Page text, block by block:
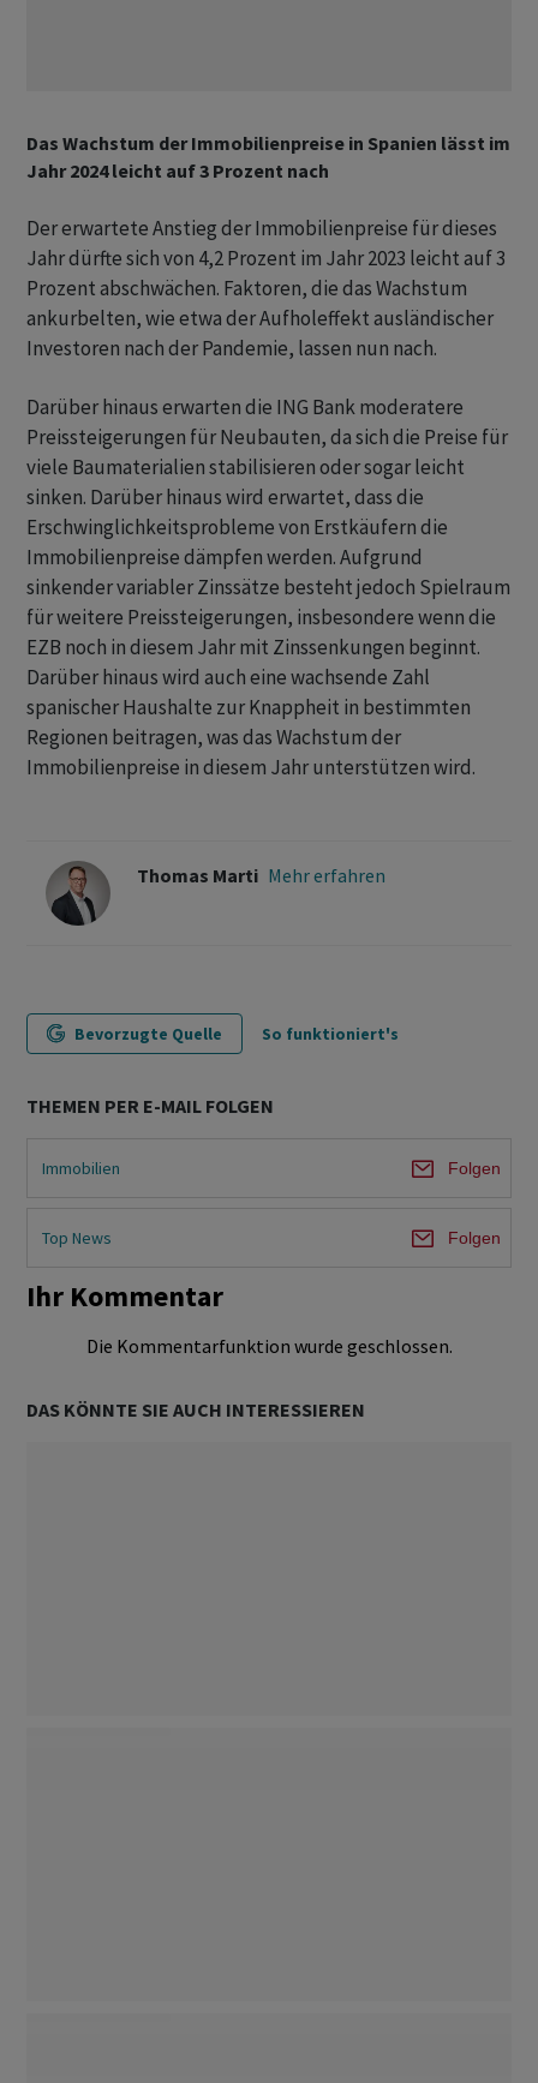
Das Wachstum der Immobilienpreise in Spanien lässt im
Jahr 2024 leicht auf 3 Prozent nach
Der erwartete Anstieg der Immobilienpreise für dieses
Jahr dürfte sich von 4,2 Prozent im Jahr 2023 leicht auf 3
Prozent abschwächen. Faktoren, die das Wachstum
ankurbelten, wie etwa der Aufholeffekt ausländischer
Investoren nach der Pandemie, lassen nun nach.
Darüber hinaus erwarten die ING Bank moderatere
Preissteigerungen für Neubauten, da sich die Preise für
viele Baumaterialien stabilisieren oder sogar leicht
sinken. Darüber hinaus wird erwartet, dass die
Erschwinglichkeitsprobleme von Erstkäufern die
Immobilienpreise dämpfen werden. Aufgrund
sinkender variabler Zinssätze besteht jedoch Spielraum
für weitere Preissteigerungen, insbesondere wenn die
EZB noch in diesem Jahr mit Zinssenkungen beginnt.
Darüber hinaus wird auch eine wachsende Zahl
spanischer Haushalte zur Knappheit in bestimmten
Regionen beitragen, was das Wachstum der
Immobilienpreise in diesem Jahr unterstützen wird.
Thomas Marti Mehr erfahren
Bevorzugte Quelle So funktioniert's
THEMEN PER E-MAIL FOLGEN
Immobilien Folgen
Top News Folgen
Ihr Kommentar
Die Kommentarfunktion wurde geschlossen.
DAS KÖNNTE SIE AUCH INTERESSIEREN